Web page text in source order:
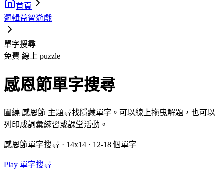
首頁
邏輯益智遊戲
單字搜尋
免費 線上 puzzle
感恩節單字搜尋
圍繞 感恩節 主題尋找隱藏單字。可以線上拖曳解題，也可以
列印成詞彙練習或課堂活動。
感恩節單字搜尋 · 14x14 · 12-18 個單字
Play 單字搜尋